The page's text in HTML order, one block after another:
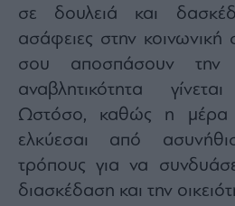
σε δουλειά και
ασάφειες στην
σου αποσπάσουν
αναβλητικότητα
Ωστόσο, καθώς η μέρα
ελκύεσαι από
τρόπους για να
διασκέδαση και την